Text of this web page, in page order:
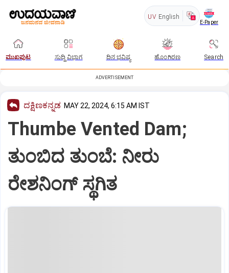
UV English
E-Paper
ಮುಖಪುಟ ಸುದ್ದಿ ವಿಭಾಗ ದಿನ ಭವಿಷ್ಯ ಹೊಂಗಿರಣ Search
ADVERTISEMENT
ದಕ್ಷಿಣಕನ್ನಡ MAY 22, 2024, 6:15 AM IST
Thumbe Vented Dam;
ತುಂಬಿದ ತುಂಬೆ: ನೀರು
ರೇಶನಿಂಗ್‌ ಸ್ಥಗಿತ